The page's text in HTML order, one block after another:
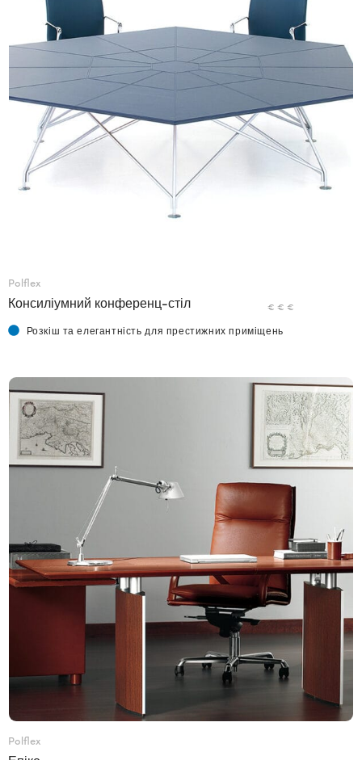
Polflex
Консиліумний конференц-стіл € € €
Розкіш та елегантність для престижних приміщень
Polflex